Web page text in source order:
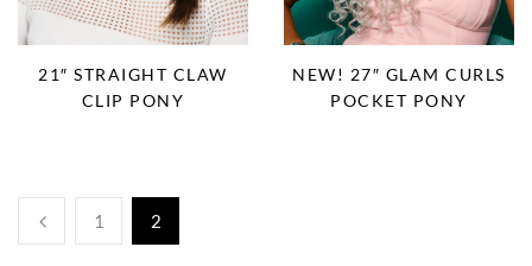
21″ STRAIGHT CLAW
CLIP PONY
NEW! 27″ GLAM CURLS
POCKET PONY
1 2